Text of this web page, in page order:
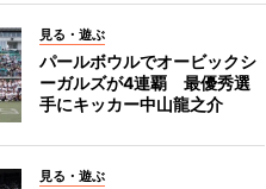
見る・遊ぶ
パールボウルでオービックシ
ーガルズが4連覇 最優秀選
手にキッカー中山龍之介
見る・遊ぶ